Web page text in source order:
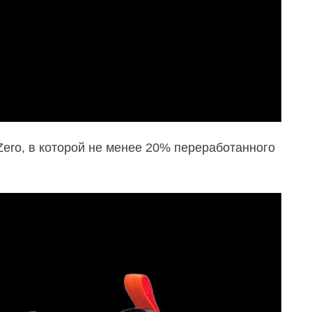
в которой не менее 20% переработанного